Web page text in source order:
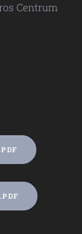
Centrum